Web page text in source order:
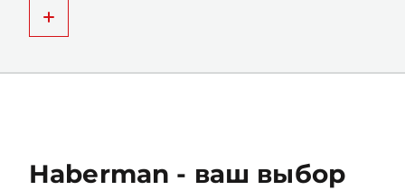
Haberman - ваш выбор